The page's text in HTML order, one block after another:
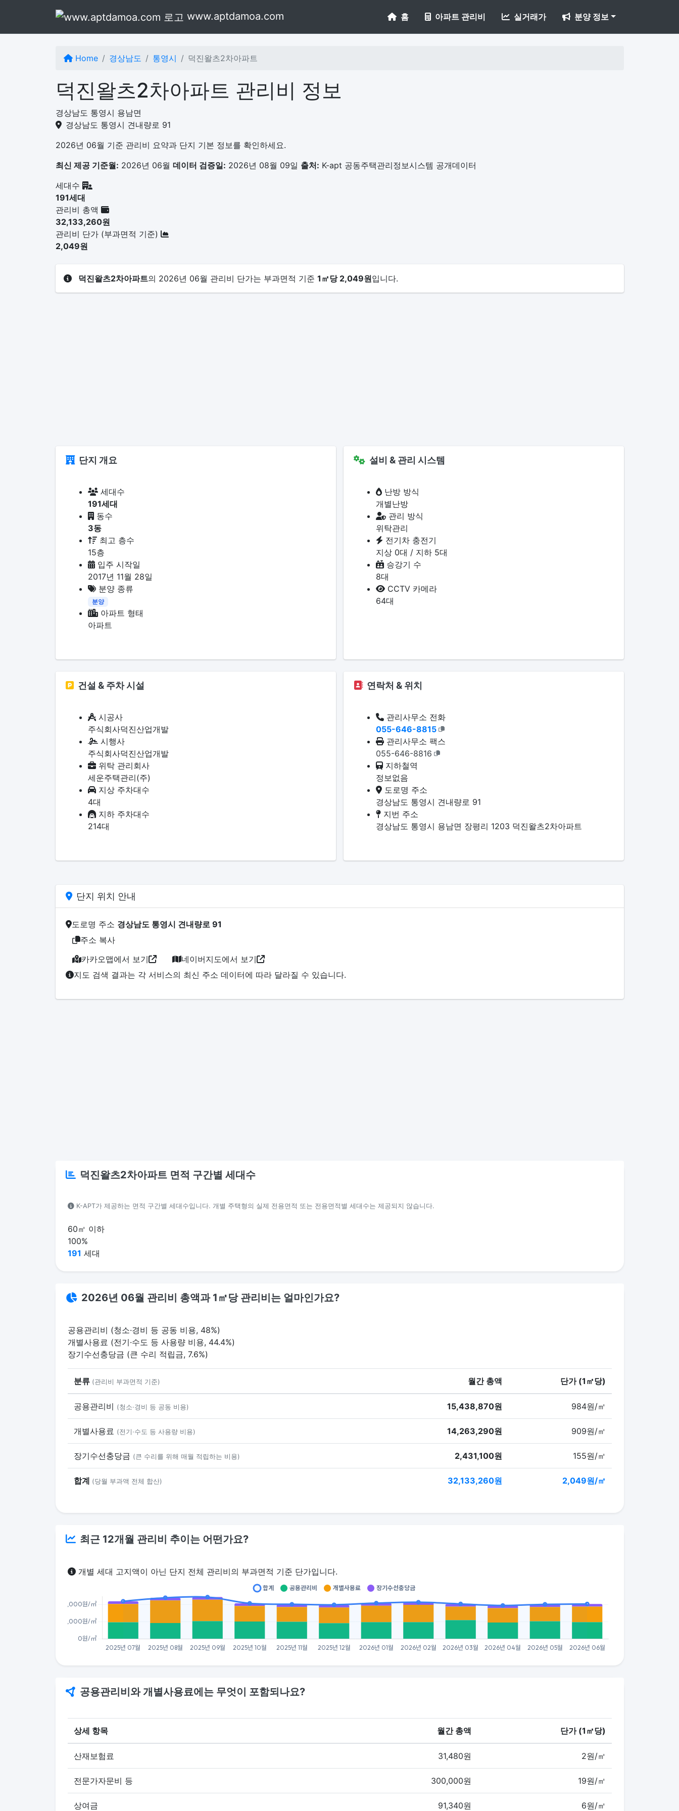
www.aptdamoa.com 홈 아파트 관리비 실거래가 분양 정보
Home 경상남도 통영시 덕진왈츠2차아파트
덕진왈츠2차아파트 관리비 정보
경상남도 통영시 용남면
경상남도 통영시 견내량로 91
2026년 06월 기준 관리비 요약과 단지 기본 정보를 확인하세요.
최신 제공 기준월: 2026년 06월 데이터 검증일: 2026년 08월 09일 출처: K-apt 공동주택관리정보시스템 공개데이터
세대수
191세대
관리비 총액
32,133,260원
관리비 단가 (부과면적 기준)
2,049원
덕진왈츠2차아파트의 2026년 06월 관리비 단가는 부과면적 기준 1㎡당 2,049원입니다.
단지 개요
세대수
191세대
동수
3동
최고 층수
15층
입주 시작일
2017년 11월 28일
분양 종류
분양
아파트 형태
아파트
설비 & 관리 시스템
난방 방식
개별난방
관리 방식
위탁관리
전기차 충전기
지상 0대 / 지하 5대
승강기 수
8대
CCTV 카메라
64대
건설 & 주차 시설
시공사
주식회사덕진산업개발
시행사
주식회사덕진산업개발
위탁 관리회사
세운주택관리(주)
지상 주차대수
4대
지하 주차대수
214대
연락처 & 위치
관리사무소 전화
055-646-8815
관리사무소 팩스
055-646-8816
지하철역
정보없음
도로명 주소
경상남도 통영시 견내량로 91
지번 주소
경상남도 통영시 용남면 장평리 1203 덕진왈츠2차아파트
단지 위치 안내
도로명 주소 경상남도 통영시 견내량로 91
주소 복사
카카오맵에서 보기
네이버지도에서 보기
지도 검색 결과는 각 서비스의 최신 주소 데이터에 따라 달라질 수 있습니다.
덕진왈츠2차아파트 면적 구간별 세대수
K-APT가 제공하는 면적 구간별 세대수입니다. 개별 주택형의 실제 전용면적 또는 전용면적별 세대수는 제공되지 않습니다.
60㎡ 이하
100%
191 세대
2026년 06월 관리비 총액과 1㎡당 관리비는 얼마인가요?
공용관리비 (청소·경비 등 공동 비용, 48%)
개별사용료 (전기·수도 등 사용량 비용, 44.4%)
장기수선충당금 (큰 수리 적립금, 7.6%)
분류 (관리비 부과면적 기준) 월간 총액 단가 (1㎡당)
공용관리비 (청소·경비 등 공동 비용) 15,438,870원 984원/㎡
개별사용료 (전기·수도 등 사용량 비용) 14,263,290원 909원/㎡
장기수선충당금 (큰 수리를 위해 매월 적립하는 비용) 2,431,100원 155원/㎡
합계 (당월 부과액 전체 합산) 32,133,260원 2,049원/㎡
최근 12개월 관리비 추이는 어떤가요?
개별 세대 고지액이 아닌 단지 전체 관리비의 부과면적 기준 단가입니다.
공용관리비와 개별사용료에는 무엇이 포함되나요?
상세 항목 월간 총액 단가 (1㎡당)
산재보험료 31,480원 2원/㎡
전문가자문비 등 300,000원 19원/㎡
상여금 91,340원 6원/㎡